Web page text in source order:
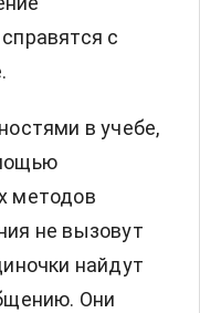
с
в учебе,
методов
не вызовут
найдут
Они